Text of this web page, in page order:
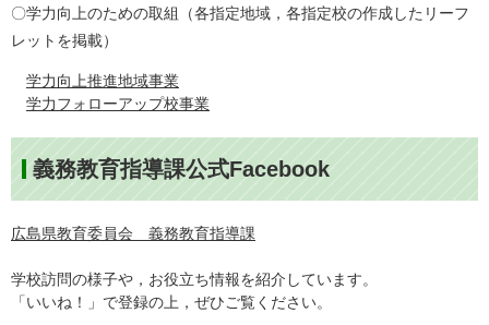
〇学力向上のための取組（各指定地域，各指定校の作成したリーフ
レットを掲載）
学力向上推進地域事業
学力フォローアップ校事業
義務教育指導課公式Facebook
広島県教育委員会 義務教育指導課
学校訪問の様子や，お役立ち情報を紹介しています。
「いいね！」で登録の上，ぜひご覧ください。